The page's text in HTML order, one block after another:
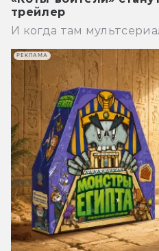
трейлер
И когда там
РЕКЛАМА